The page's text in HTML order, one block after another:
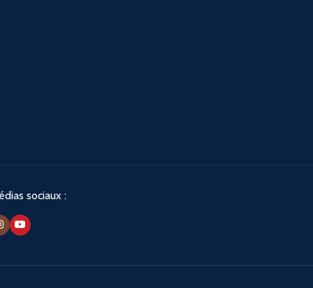
sociaux :